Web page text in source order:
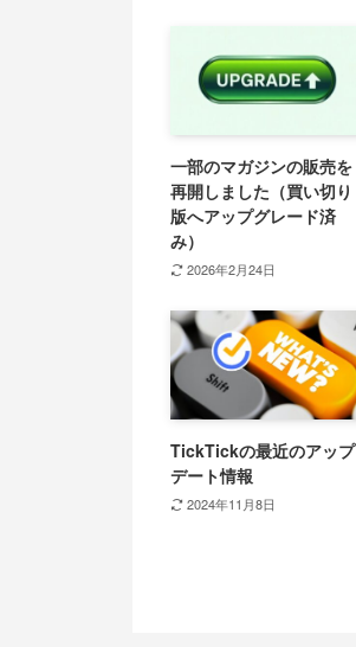
一部のマガジンの販売を
再開しました（買い切り
版へアップグレード済
み）
2026年2月24日
TickTickの最近のアップ
デート情報
2024年11月8日